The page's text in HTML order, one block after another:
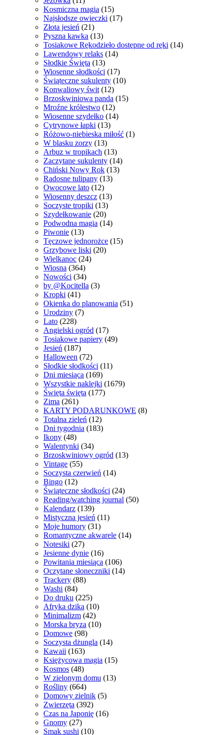
Kosmiczna magia (15)
Najsłodsze owieczki (17)
Złota jesień (21)
Pyszna kawka (13)
Tosiakowe Rękodzieło dostępne od ręki (14)
Lawendowy relaks (14)
Słodkie Święta (13)
Wiosenne słodkości (17)
Świąteczne sukulenty (10)
Konwaliowy świt (12)
Brzoskwiniowa panda (15)
Mroźne królestwo (12)
Wiosenne szydełko (14)
Cytrynowe łapki (13)
Różowo-niebieska miłość (1)
W blasku zorzy (13)
Arbuz w tropikach (13)
Zaczytane sukulenty (14)
Chiński Nowy Rok (13)
Radosne tulipany (13)
Owocowe lato (12)
Wiosenny deszcz (13)
Soczyste tropiki (13)
Szydełkowanie (20)
Podwodna magia (14)
Piwonie (13)
Tęczowe jednorożce (15)
Grzybowe liski (20)
Wielkanoc (24)
Wiosna (364)
Nowości (34)
by @Kocitella (3)
Kropki (41)
Okienka do planowania (51)
Urodziny (7)
Lato (228)
Angielski ogród (17)
Tosiakowe papiery (49)
Jesień (187)
Halloween (72)
Słodkie słodkości (11)
Dni miesiąca (169)
Wszystkie naklejki (1679)
Święta święta (177)
Zima (261)
KARTY PODARUNKOWE (8)
Totalna zieleń (12)
Dni tygodnia (183)
Ikony (48)
Walentynki (34)
Brzoskwiniowy ogród (13)
Vintage (55)
Soczysta czerwień (14)
Bingo (12)
Świąteczne słodkości (24)
Reading/watching journal (50)
Kalendarz (139)
Mistyczna jesień (11)
Moje humory (31)
Romantyczne akwarele (14)
Notesiki (27)
Jesienne dynie (16)
Powitania miesiąca (106)
Oczytane słoneczniki (14)
Trackery (88)
Washi (84)
Do druku (225)
Afryka dzika (10)
Minimalizm (42)
Morska bryza (10)
Domowe (98)
Soczysta dżungla (14)
Kawaii (163)
Księżycowa magia (15)
Kosmos (48)
W zielonym domu (13)
Rośliny (664)
Domowy zielnik (5)
Zwierzęta (392)
Czas na Japonię (16)
Gnomy (27)
Smak sushi (10)